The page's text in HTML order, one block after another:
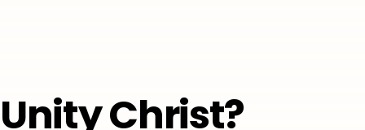
Unity Christ?